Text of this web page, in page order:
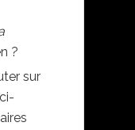
?
sur